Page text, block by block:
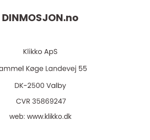
DINMOSJON.no
web: www.klikko.dk